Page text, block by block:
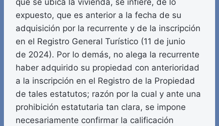
que se ubica la vivienda, se infiere, de lo
expuesto, que es anterior a la fecha de su
adquisición por la recurrente y de la inscripción
en el Registro General Turístico (11 de junio
de 2024). Por lo demás, no alega la recurrente
haber adquirido su propiedad con anterioridad
a la inscripción en el Registro de la Propiedad
de tales estatutos; razón por la cual y ante una
prohibición estatutaria tan clara, se impone
necesariamente confirmar la calificación